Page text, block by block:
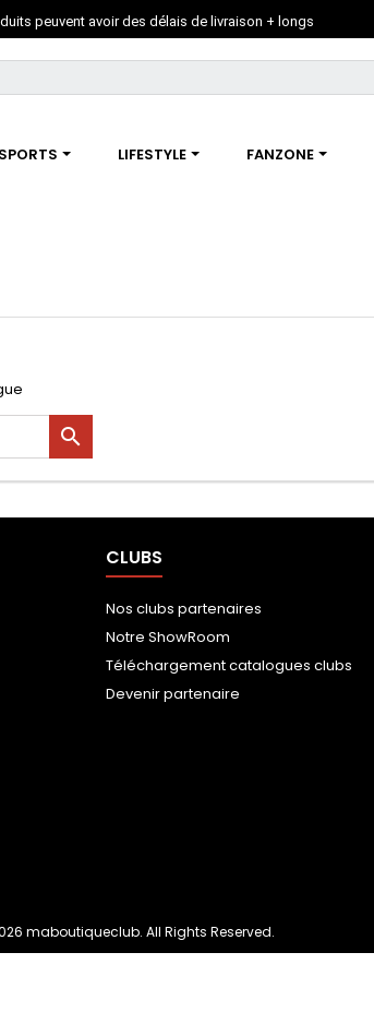
peuvent avoir des délais de livraison + longs
LIFESTYLE FANZONE

CLUBS
Nos clubs partenaires
Notre ShowRoom
Téléchargement catalogues clubs
Devenir partenaire
maboutiqueclub. All Rights Reserved.